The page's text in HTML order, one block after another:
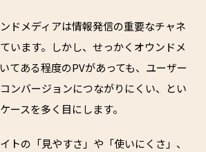
ドメディアは情報発信の重要なチャネ
います。しかし、せっかくオウンドメ
てある程度のPVがあっても、ユーザー
ンバージョンにつながりにくい、とい
ースを多く目にします。
トの「見やすさ」や「使いにくさ」、